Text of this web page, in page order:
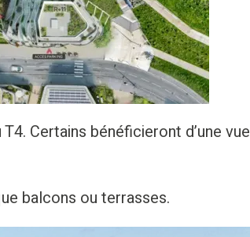
Certains bénéficieront d’une vue
balcons ou terrasses.